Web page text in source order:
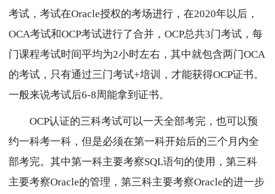
考试，考试在Oracle授权的考场进行，在2020年以后，
OCA考试和OCP考试进行了合并，OCP总共3门考试 ，每
门课程考试时间平均为2小时左右，其中就包含两门OCA
的考试，只有通过三门考试+培训，才能获得OCP证书。
一般来说考试后6-8周能拿到证书。
OCP认证的三科考试可以一天全部考完，也可以预
约一科考一科，但是必须在第一科开始后的三个月内全
部考完。其中第一科主要考察SQL语句的使用，第三科
主要考察Oracle的管理，第三科主要考察Oracle的进一步